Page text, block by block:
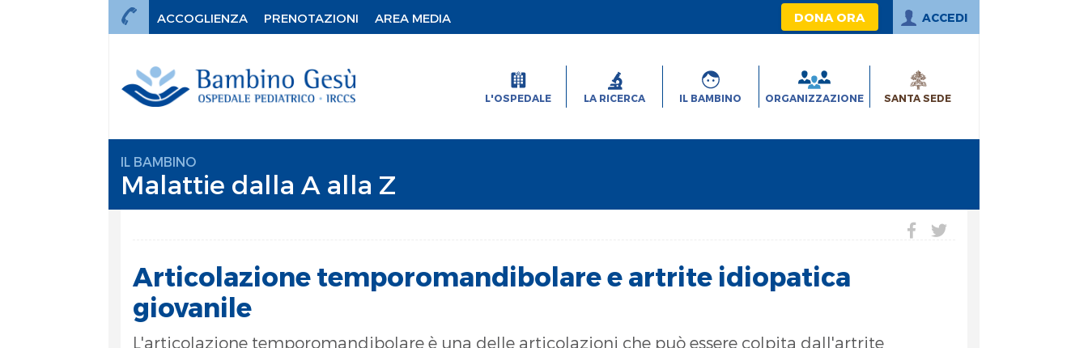
ACCOGLIENZA PRENOTAZIONI AREA MEDIA DONA ORA ACCEDI
L'OSPEDALE LA RICERCA IL BAMBINO ORGANIZZAZIONE SANTA SEDE
IL BAMBINO
Malattie dalla A alla Z
Articolazione temporomandibolare e artrite idiopatica
giovanile
L'articolazione temporomandibolare è una delle articolazioni che può essere colpita dall'artrite